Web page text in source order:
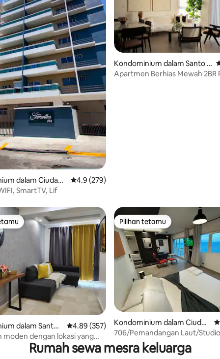
5, 126 ulasan
dalam Ciudad
Penarafan purata 4.9 daripada 5, 279 ulasan
4.9 (279)
SmartTV, Lif
Kondominium dalam Santo D
omingo
Apartmen Berhias Mewah 2BR
5, 168 ulasan
dalam Santo
Penarafan purata 4.89 daripada 5, 357 ulasan
4.89 (357)
dengan lokasi yang
Pilihan tetamu
Pilihan tetamu
Kondominium dalam Ciudad
Universitaria
706/Pemandangan Laut/Studio
Luas/Terletak di Pusat
Rumah sewa mesra keluarga